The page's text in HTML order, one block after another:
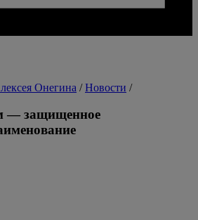
Онегина /Новости /
— защищенное